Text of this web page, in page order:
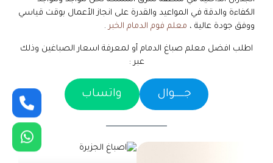
الكفاءة والدقة في المواعيد والقدرة على انجاز الأعمال بوقت قياسي
ووفق جودة عالية ، معلم فوم الدمام الخبر .
اطلب افضل معلم صباغ الدمام أو لمعرفة اسعار الصباغين وذلك
عبر :
جـــــوال واتساب